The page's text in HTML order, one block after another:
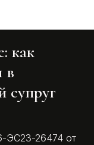
как
в
супруг
ЭС23-26474 от